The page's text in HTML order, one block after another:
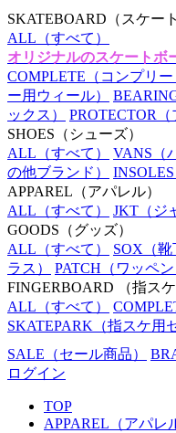
SKATEBOARD （スケー
ALL （すべて）
オリジナルのスケートボ
COMPLETE （コンプリ
ー用ウィール）
ックス）
PROTECTOR
SHOES （シューズ）
ALL （すべて） VANS （
の他ブランド）
INSOLES
APPAREL （アパレル）
ALL （すべて） JKT （ジ
GOODS （グッズ）
ALL （すべて） SOX （靴
ラス）
PATCH （ワッペン
FINGERBOARD
（指スケ
ALL （すべて）
SKATEPARK （指スケ用
SALE （セール商品）
ログイン
TOP
APPAREL（アパレ